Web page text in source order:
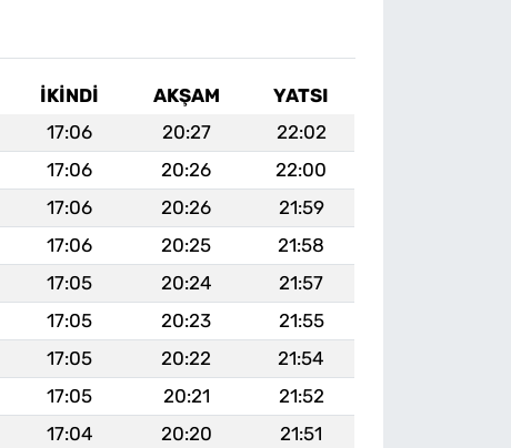
İKINDI AKŞAM
YATSI
17:06 20:27
22:02
17:06 20:26
22:00
17:06 20:26
21:59
17:06 20:25
21:58
17:05 20:24
21:57
17:05 20:23
21:55
17:05 20:22
21:54
17:05 20:21
21:52
17:04 20:20
21:51